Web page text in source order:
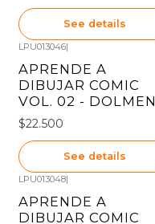
See details
LPU013046|
APRENDE A
DIBUJAR COMIC
VOL. 02 - DOLMEN
$22.500
See details
LPU013048|
APRENDE A
DIBUJAR COMIC